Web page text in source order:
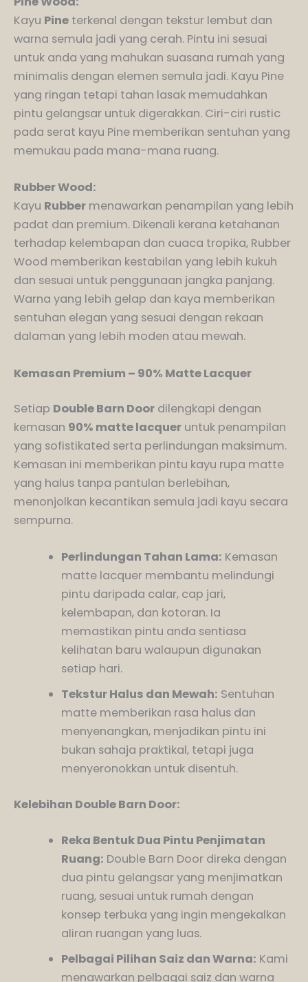
Kayu Pine terkenal dengan tekstur lembut dan
warna semula jadi yang cerah. Pintu ini sesuai
untuk anda yang mahukan suasana rumah yang
minimalis dengan elemen semula jadi. Kayu Pine
yang ringan tetapi tahan lasak memudahkan
pintu gelangsar untuk digerakkan. Ciri-ciri rustic
pada serat kayu Pine memberikan sentuhan yang
memukau pada mana-mana ruang.
Rubber Wood:
Kayu Rubber menawarkan penampilan yang lebih
padat dan premium. Dikenali kerana ketahanan
terhadap kelembapan dan cuaca tropika, Rubber
Wood memberikan kestabilan yang lebih kukuh
dan sesuai untuk penggunaan jangka panjang.
Warna yang lebih gelap dan kaya memberikan
sentuhan elegan yang sesuai dengan rekaan
dalaman yang lebih moden atau mewah.
Kemasan Premium – 90% Matte Lacquer
Setiap Double Barn Door dilengkapi dengan
kemasan 90% matte lacquer untuk penampilan
yang sofistikated serta perlindungan maksimum.
Kemasan ini memberikan pintu kayu rupa matte
yang halus tanpa pantulan berlebihan,
menonjolkan kecantikan semula jadi kayu secara
sempurna.
Perlindungan Tahan Lama: Kemasan
matte lacquer membantu melindungi
pintu daripada calar, cap jari,
kelembapan, dan kotoran. Ia
memastikan pintu anda sentiasa
kelihatan baru walaupun digunakan
setiap hari.
Tekstur Halus dan Mewah: Sentuhan
matte memberikan rasa halus dan
menyenangkan, menjadikan pintu ini
bukan sahaja praktikal, tetapi juga
menyeronokkan untuk disentuh.
Kelebihan Double Barn Door:
Reka Bentuk Dua Pintu Penjimatan
Ruang: Double Barn Door direka dengan
dua pintu gelangsar yang menjimatkan
ruang, sesuai untuk rumah dengan
konsep terbuka yang ingin mengekalkan
aliran ruangan yang luas.
Pelbagai Pilihan Saiz dan Warna: Kami
menawarkan pelbagai saiz dan warna